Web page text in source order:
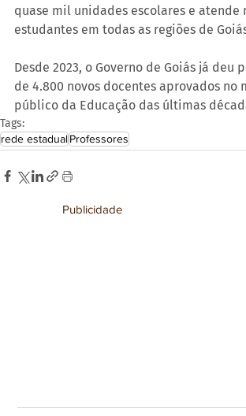
quase mil unidades escolares e atende
estudantes em todas as regiões de
Desde 2023, o Governo de Goiás já deu
de 4.800 novos docentes aprovados no
público da Educação das últimas
Tags:
rede estadual Professores
Publicidade